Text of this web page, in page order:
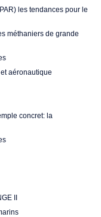
les tendances pour le
méthaniers de grande
aéronautique
concret: la
II